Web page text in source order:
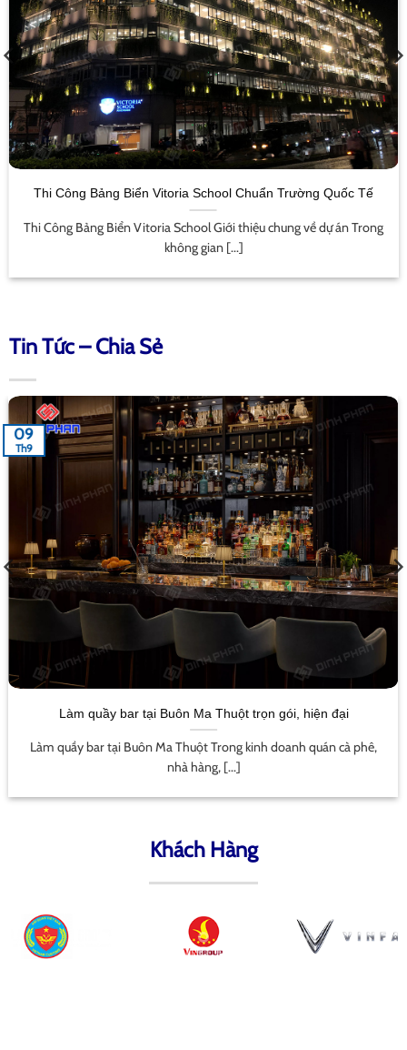
Thi Công Bảng Biển Vitoria School Chuẩn Trường Quốc Tế
Thi Công Bảng Biển Vitoria School Giới thiệu chung về dự án Trong
không gian [...]
Tin Tức – Chia Sẻ
Làm quầy bar tại Buôn Ma Thuột trọn gói, hiện đại
Làm quầy bar tại Buôn Ma Thuột Trong kinh doanh quán cà phê,
nhà hàng, [...]
09
Th9
Khách Hàng